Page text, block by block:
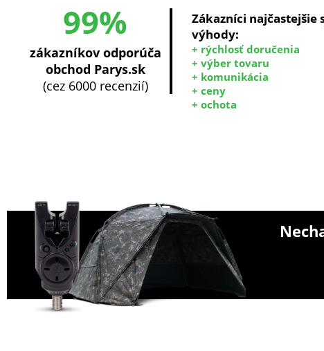
99%
zákazníkov odporúča
obchod Parys.sk
(cez 6000 recenzií)
Zákazníci
výhody:
+ rýchlosť doručenia
+ výber tovaru
+ komunikácia
+ ceny
+ ochota